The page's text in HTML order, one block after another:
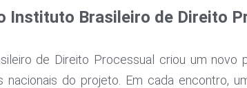
Instituto Brasileiro de Direito
de Direito Processual criou um novo
nacionais do projeto. Em cada encontro,